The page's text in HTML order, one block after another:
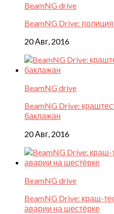
BeamNG drive
BeamNG Drive:
20 Авг, 2016
BeamNG drive
BeamNG Drive:
баклажан
20 Авг, 2016
BeamNG drive
BeamNG Drive: краш-
аварии на шестёрке